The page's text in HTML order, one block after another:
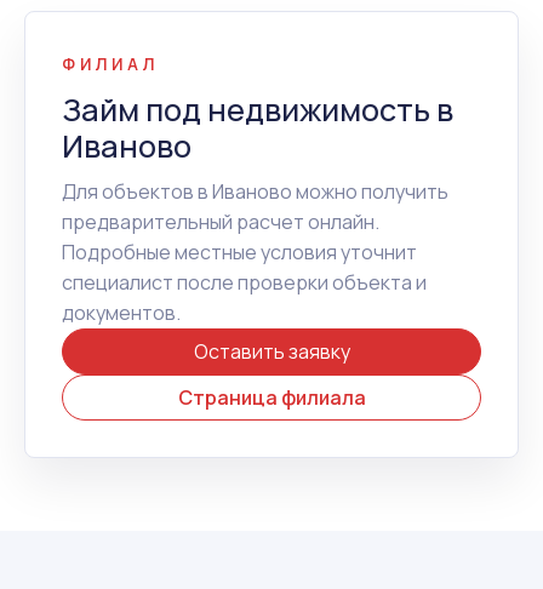
ФИЛИАЛ
Займ под недвижимость в
Иваново
Для объектов в Иваново можно получить
предварительный расчет онлайн.
Подробные местные условия уточнит
специалист после проверки объекта и
документов.
Оставить заявку
Страница филиала